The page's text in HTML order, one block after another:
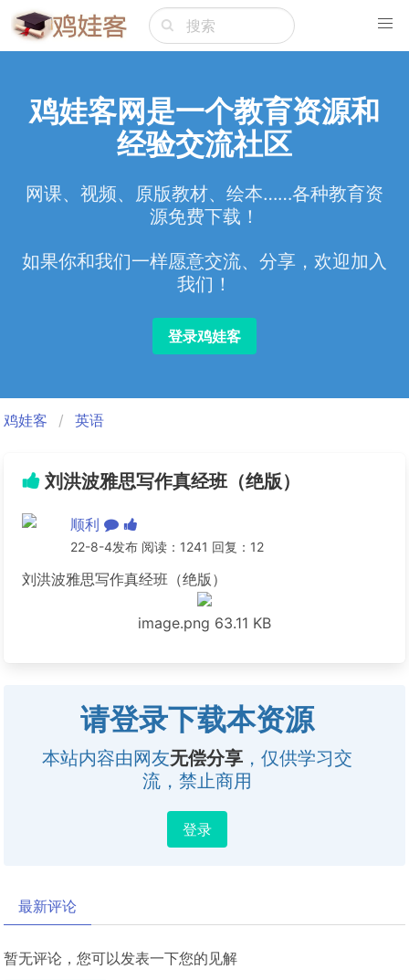
鸡娃客网是一个教育资源和
经验交流社区
网课、视频、原版教材、绘本……各种教育资
源免费下载！
如果你和我们一样愿意交流、分享，欢迎加入
我们！
登录鸡娃客
鸡娃客 英语
刘洪波雅思写作真经班（绝版）
顺利
22-8-4发布 阅读：1241 回复：12
刘洪波雅思写作真经班（绝版）
image.png 63.11 KB
请登录下载本资源
本站内容由网友无偿分享 ，仅供学习交
流，禁止商用
登录
最新评论
暂无评论，您可以发表一下您的见解